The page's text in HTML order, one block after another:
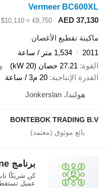
Vermeer
AED
€8,750
≈ $10,110
تقطيع الأغصان
1,534 متر / ساعة
27.21 حصان (20 kW)
الإنتاجية 20 م3 / ساعة
هولندا، Jonkerslan
BONTEBOK TRADING
برنامج Agroline التابع
كن شريكًا
عميل تستقطبه